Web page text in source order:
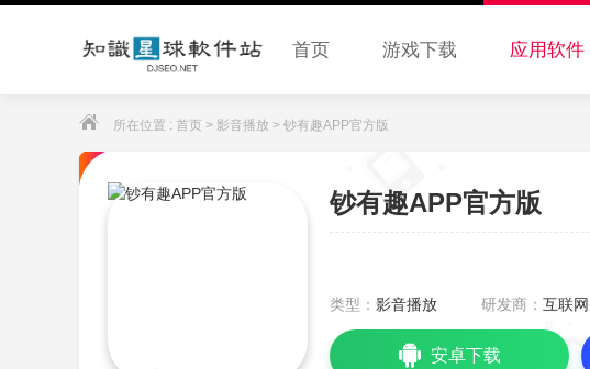
首页 游戏下载 应用软件
所在位置 : 首页 > 影音播放 > 钞有趣APP官方版
钞有趣APP官方版
类型： 影音播放 研发商： 互联网
安卓下载